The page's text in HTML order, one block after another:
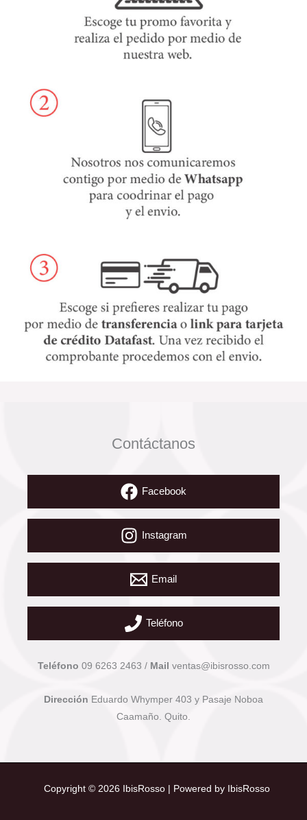
Contáctanos
Facebook
Instagram
Email
Teléfono
Teléfono 09 6263 2463 / Mail ventas@ibisrosso.com
Dirección Eduardo Whymper 403 y Pasaje Noboa
Caamaño. Quito.
Copyright © 2026 IbisRosso | Powered by IbisRosso